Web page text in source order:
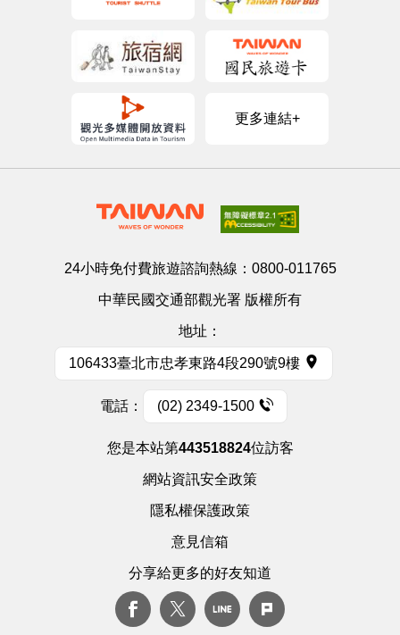
更多連結+
24小時免付費旅遊諮詢熱線： 0800-011765
中華民國交通部觀光署 版權所有
地址：
106433臺北市忠孝東路4段290號9樓
電話： (02) 2349-1500
您是本站第443518824位訪客
網站資訊安全政策
隱私權保護政策
意見信箱
分享給更多的好友知道